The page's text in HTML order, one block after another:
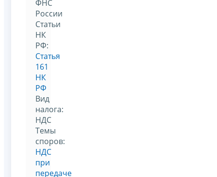
ФНС
России
Статьи
НК
РФ:
Статья
161
НК
РФ
Вид
налога:
НДС
Темы
споров:
НДС
при
передаче